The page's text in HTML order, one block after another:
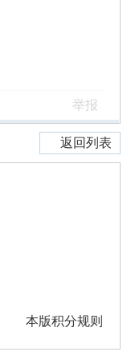
举报
返回列表
本版积分规则